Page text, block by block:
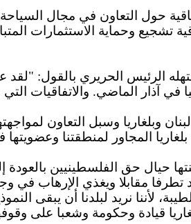
حول التعاون في مجال
تشجيع وحماية الاستثمارات
الرئيس الحريري بالقول:
آذار الماضي. والاتفاقيات التي
وبلغاريا وسبل التعاون
بلغاريا المجاور لمنطقتنا
حيال حق الفلسطينيين
تطرفا مقابلا ويغذي الإرهاب
لأننا نريد لبلدنا أن يبقى
قيادة وحكومة وشعبا على